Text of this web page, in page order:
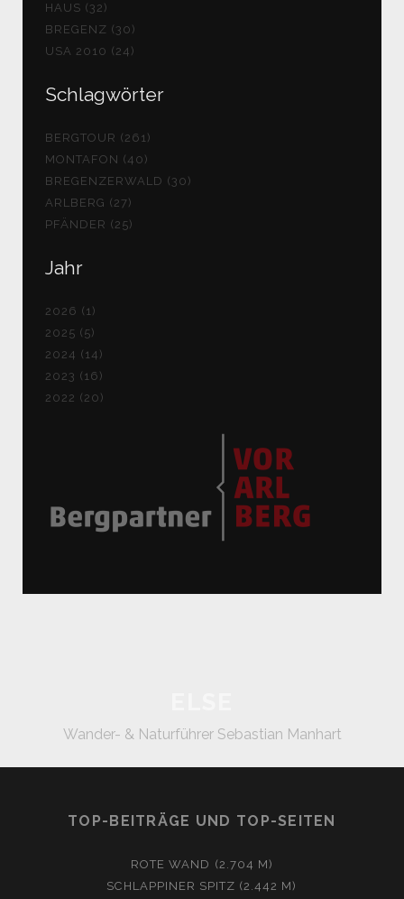
HAUS (32)
BREGENZ (30)
USA 2010 (24)
Schlagwörter
BERGTOUR (261)
MONTAFON (40)
BREGENZERWALD (30)
ARLBERG (27)
PFÄNDER (25)
Jahr
2026 (1)
2025 (5)
2024 (14)
2023 (16)
2022 (20)
Wander- & Naturführer Sebastian Manhart
TOP-BEITRÄGE UND TOP-SEITEN
ROTE WAND (2.704 M)
SCHLAPPINER SPITZ (2.442 M)